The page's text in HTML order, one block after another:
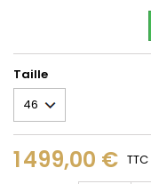
Taille
1 499,00 € TTC